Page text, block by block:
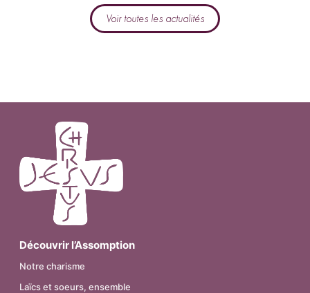
Voir toutes les actualités
Découvrir l’Assomption
Notre charisme
Laïcs et soeurs, ensemble